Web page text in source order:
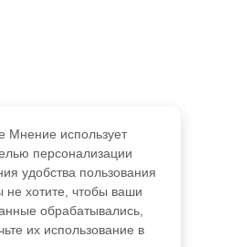
использует
персонализации
удобства пользования
не хотите, чтобы ваши
обрабатывались,
их использование в